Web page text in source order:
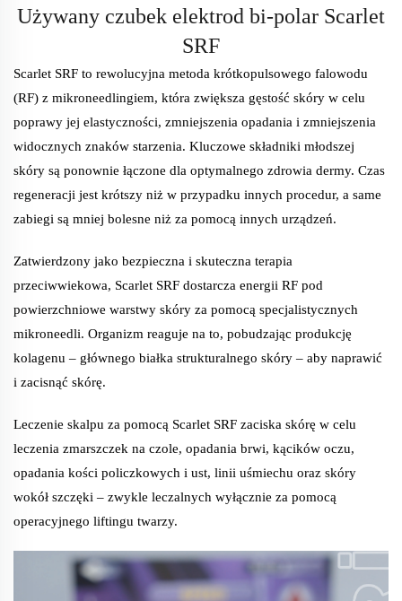
Używany czubek elektrod bi-polar Scarlet
SRF
Scarlet SRF to rewolucyjna metoda krótkopulsowego falowodu
(RF) z mikroneedlingiem, która zwiększa gęstość skóry w celu
poprawy jej elastyczności, zmniejszenia opadania i zmniejszenia
widocznych znaków starzenia. Kluczowe składniki młodszej
skóry są ponownie łączone dla optymalnego zdrowia dermy. Czas
regeneracji jest krótszy niż w przypadku innych procedur, a same
zabiegi są mniej bolesne niż za pomocą innych urządzeń.
Zatwierdzony jako bezpieczna i skuteczna terapia
przeciwwiekowa, Scarlet SRF dostarcza energii RF pod
powierzchniowe warstwy skóry za pomocą specjalistycznych
mikroneedli. Organizm reaguje na to, pobudzając produkcję
kolagenu – głównego białka strukturalnego skóry – aby naprawić
i zacisnąć skórę.
Leczenie skalpu za pomocą Scarlet SRF zaciska skórę w celu
leczenia zmarszczek na czole, opadania brwi, kącików oczu,
opadania kości policzkowych i ust, linii uśmiechu oraz skóry
wokół szczęki – zwykle leczalnych wyłącznie za pomocą
operacyjnego liftingu twarzy.